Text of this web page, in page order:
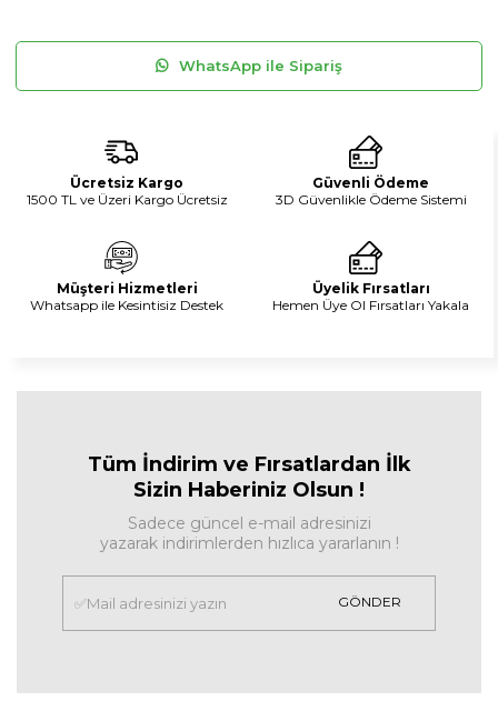
WhatsApp ile Sipariş
Ücretsiz Kargo
1500 TL ve Üzeri Kargo Ücretsiz
Güvenli Ödeme
3D Güvenlikle Ödeme Sistemi
Müşteri Hizmetleri
Whatsapp ile Kesintisiz Destek
Üyelik Fırsatları
Hemen Üye Ol Fırsatları Yakala
Tüm İndirim ve Fırsatlardan İlk
Sizin Haberiniz Olsun !
Sadece güncel e-mail adresinizi
yazarak indirimlerden hızlıca yararlanın !
GÖNDER